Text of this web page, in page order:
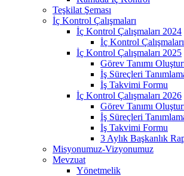
Teşkilat Şeması
İç Kontrol Çalışmaları
İç Kontrol Çalışmaları 2024
İç Kontrol
İç Kontrol Çalışmaları 2025
Görev Tanımı
İş Süreçleri
İş Takvimi Formu
İç Kontrol Çalışmaları 2026
Görev Tanımı
İş Süreçleri
İş Takvimi Formu
3 Aylık Başkanlık
Misyonumuz-Vizyonumuz
Mevzuat
Yönetmelik